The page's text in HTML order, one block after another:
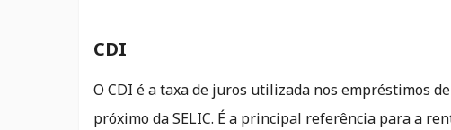
CDI
O CDI é a taxa de juros utilizada nos empréstimos
próximo da SELIC. É a principal referência para a